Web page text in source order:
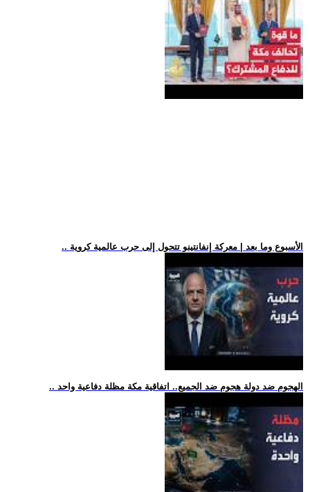
.. الأسبوع وما بعد | معركة إنفانتينو تتحول إلى حرب عالمية كروية
.. الهجوم ضد دولة هجوم ضد الجميع.. اتفاقية مكة مظلة دفاعية واحد